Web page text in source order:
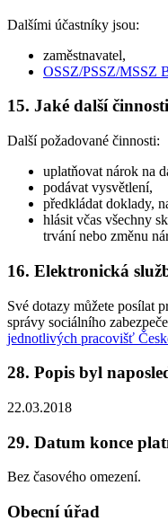
Dalšími účastníky jsou:
zaměstnavatel,
OSSZ/PSSZ/MSSZ
15. Jaké další
Další požadované činnosti:
uplatňovat nárok na
podávat vysvětlení,
předkládat doklady,
hlásit včas všechny
trvání nebo změnu
16. Elektronická
Své dotazy můžete posílat
správy sociálního
jednotlivých pracovišť
28. Popis byl
22.03.2018
29. Datum konce
Bez časového omezení.
Obecní úřad